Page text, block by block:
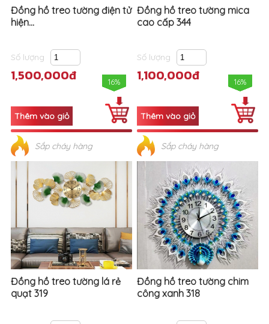
Đồng hồ treo tường điện tử
hiện...
Số lượng
1,500,000đ 16%
Sắp cháy hàng
Đồng hồ treo tường mica
cao cấp 344
Số lượng
1,100,000đ 16%
Sắp cháy hàng
Đồng hồ treo tường lá rẻ
quạt 319
Đồng hồ treo tường chim
công xanh 318